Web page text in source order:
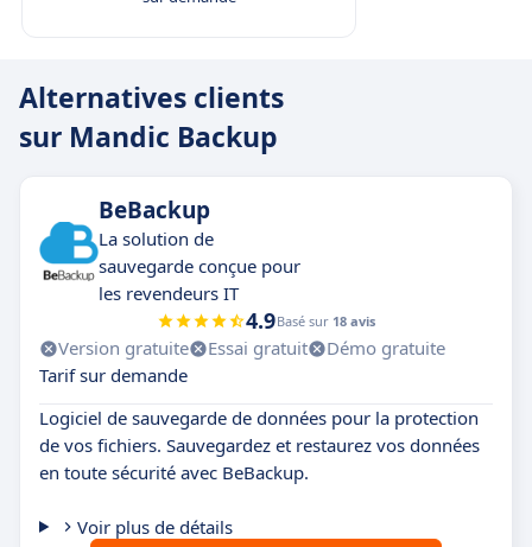
Alternatives clients
sur Mandic Backup
BeBackup
La solution de
sauvegarde conçue pour
les revendeurs IT
4.9Basé sur 18 avis
Version gratuite Essai gratuit
Démo gratuite
Tarif sur demande
Logiciel de sauvegarde de données pour la protection
de vos fichiers. Sauvegardez et restaurez vos données
en toute sécurité avec BeBackup.
Voir plus de détails